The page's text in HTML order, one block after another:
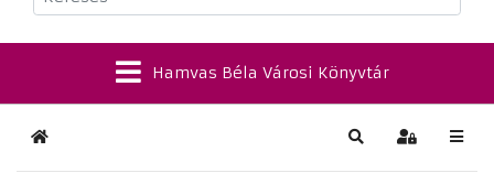
Hamvas Béla Városi Könyvtár
Kezdőlap Keresés